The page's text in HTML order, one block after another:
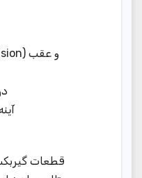
چراغ‌های جلو (LED Pure Vision) و عقب
۴. قطعات